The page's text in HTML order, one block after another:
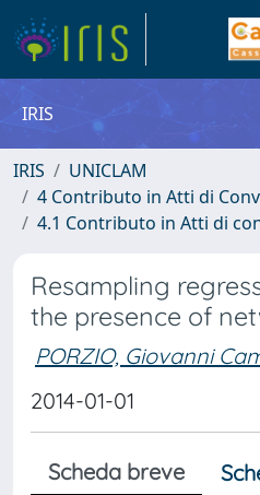
IRIS
IRIS
UNICLAM
4 Contributo in Atti di
4.1 Contributo in Atti di
Resampling
the presence of
PORZIO, Giovanni
2014-01-01
Scheda breve